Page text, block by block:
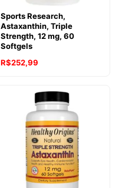
Sports Research,
Astaxanthin, Triple
Strength, 12 mg, 60
Softgels
R$252,99